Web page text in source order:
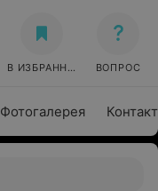
Фотогалерея
В ИЗБРАННОЕ ВОПРОС